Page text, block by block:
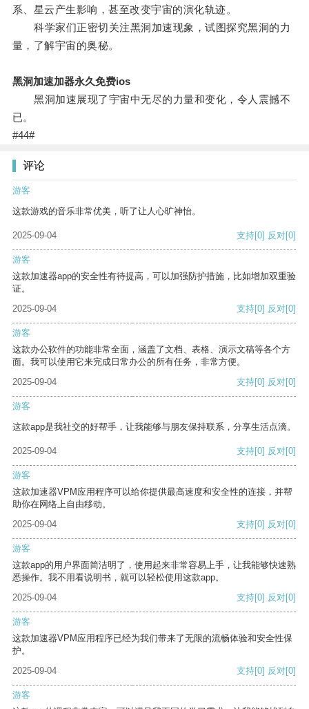
系、星云产生影响，甚至改变宇宙的演化轨迹。
科学家们正密切关注黑洞加速现象，试图探究黑洞的力
量，了解宇宙的奥秘。
黑洞加速加器永久免费ios
黑洞加速展现了宇宙中无尽的力量和变化，令人震撼不
已。
#44#
评论
游客
这款游戏的音乐非常优美，听了让人心旷神怡。
2025-09-04 支持[0] 反对[0]
游客
这款加速器app的安全性有待提高，可以加强防护措施，比如增加双重验
证。
2025-09-04
支持[0] 反对[0]
游客
这款办公软件的功能非常全面，涵盖了文档、表格、演示文稿等各个方
面。我可以使用它来完成日常办公的所有任务，非常方便。
2025-09-04
支持[0] 反对[0]
游客
这款app是我社交的好帮手，让我能够与朋友保持联系，分享生活点滴。
2025-09-04 支持[0] 反对[0]
游客
这款加速器VPM应用程序可以给你提供最高速度和安全性的连接，并帮
助你在网络上自由移动。
2025-09-04
支持[0] 反对[0]
游客
这款app的用户界面简洁明了，使用起来非常容易上手，让我能够快速熟
悉操作。我不用看说明书，就可以轻松使用这款app。
2025-09-04
支持[0] 反对[0]
游客
这款加速器VPM应用程序已经为我们带来了无限的流畅体验和安全性保
护。
2025-09-04
支持[0] 反对[0]
游客